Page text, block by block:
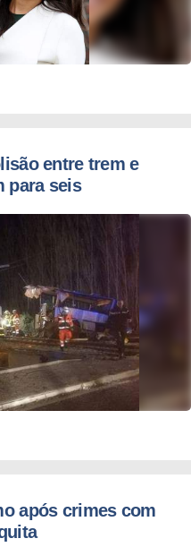
entre trem e
para seis
após crimes com